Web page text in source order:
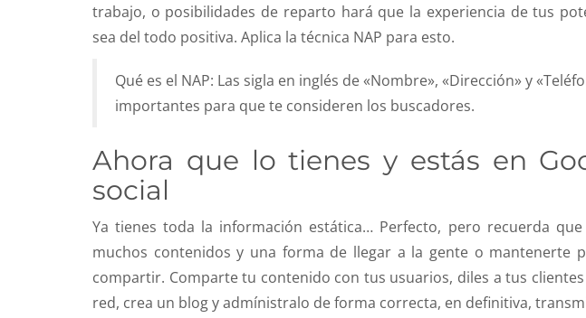
trabajo, o posibilidades de reparto hará que la experiencia de tus
sea del todo positiva. Aplica la técnica NAP para esto.
Qué es el NAP: Las sigla en inglés de «Nombre», «Dirección» y
importantes para que te consideren los buscadores.
Ahora que lo tienes y estás en
social
Ya tienes toda la información estática… Perfecto, pero recuerda
muchos contenidos y una forma de llegar a la gente o mantenerte
compartir. Comparte tu contenido con tus usuarios, diles a tus
red, crea un blog y admínistralo de forma correcta, en definitiva,